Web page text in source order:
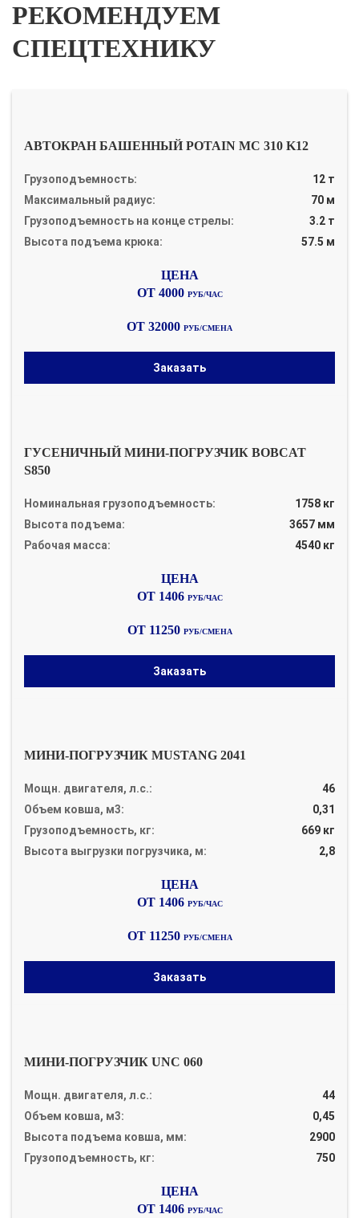
РЕКОМЕНДУЕМ
СПЕЦТЕХНИКУ
АВТОКРАН БАШЕННЫЙ POTAIN MC 310 K12
Грузоподъемность:
12 т
Максимальный радиус:
70 м
Грузоподъемность на конце стрелы:
3.2 т
Высота подъема крюка:
57.5 м
ОТ 4000 РУБ/ЧАС
ОТ 32000 РУБ/СМЕНА
Заказать
ГУСЕНИЧНЫЙ МИНИ-ПОГРУЗЧИК BOBCAT
S850
Номинальная грузоподъемность:
1758 кг
Высота подъема:
3657 мм
Рабочая масса:
4540 кг
ОТ 1406 РУБ/ЧАС
ОТ 11250 РУБ/СМЕНА
Заказать
МИНИ-ПОГРУЗЧИК MUSTANG 2041
Мощн. двигателя, л.с.:
46
Объем ковша, м3:
0,31
Грузоподъемность, кг:
669 кг
Высота выгрузки погрузчика, м:
2,8
ОТ 1406 РУБ/ЧАС
ОТ 11250 РУБ/СМЕНА
Заказать
МИНИ-ПОГРУЗЧИК UNC 060
Мощн. двигателя, л.с.:
44
Объем ковша, м3:
0,45
Высота подъема ковша, мм:
2900
Грузоподъемность, кг:
750
ОТ 1406 РУБ/ЧАС